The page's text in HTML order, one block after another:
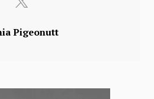
Pigeonutt